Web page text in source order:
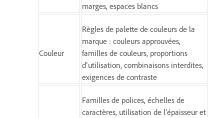
marges, espaces blancs
Couleur
Règles de palette de couleurs de la
marque : couleurs approuvées,
familles de couleurs, proportions
d’utilisation, combinaisons interdites,
exigences de contraste
Familles de polices, échelles de
caractères, utilisation de l’épaisseur et